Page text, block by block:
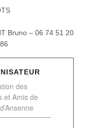
Bruno – 06 74 51 20
des
et Amis de